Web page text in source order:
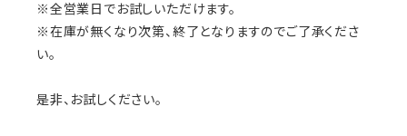
※全営業日でお試しいただけます。
※在庫が無くなり次第、終了となりますのでご了承くださ
い。
是非、お試しください。